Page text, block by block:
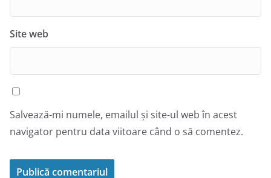
Site web
Salvează-mi numele, emailul și site-ul web în acest
navigator pentru data viitoare când o să comentez.